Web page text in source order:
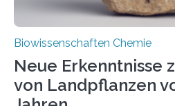
Biowissenschaften Chemie
Neue Erkenntnisse
von Landpflanzen